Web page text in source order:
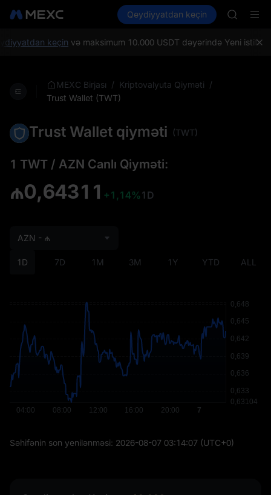
Bazarlar Spot Futures SPCX
Qeydiyyatdan keçin
SPCX
HFT
keçinvə maksimum 10.000 USDT dəyərində Yeni
MEXC Birjası / Kriptovalyuta Qiyməti /
Trust Wallet (TWT)
Trust Wallet qiyməti (TWT)
1 TWT / AZN Canlı Qiyməti:
₼0,64311 +1,14% 1D
1D 7D 1M 3M 1Y YTD ALL
AZN - ₼
Səhifənin son yenilənməsi: 2026-08-07 03:14:07 (UTC+0)